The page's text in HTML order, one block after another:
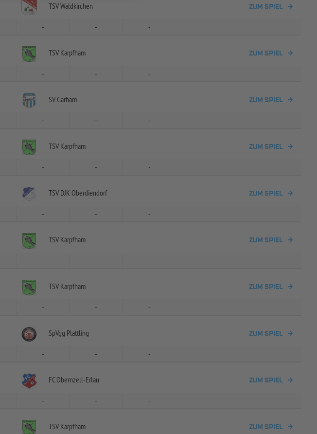
TSV Waldkirchen ZUM SPIEL
- - -
TSV Karpfham ZUM SPIEL
- - -
SV Garham ZUM SPIEL
- - -
TSV Karpfham ZUM SPIEL
- - -
TSV DJK Oberdiendorf ZUM SPIEL
- - -
TSV Karpfham ZUM SPIEL
- - -
TSV Karpfham ZUM SPIEL
- - -
SpVgg Plattling ZUM SPIEL
- - -
FC Obernzell-Erlau ZUM SPIEL
- - -
TSV Karpfham ZUM SPIEL